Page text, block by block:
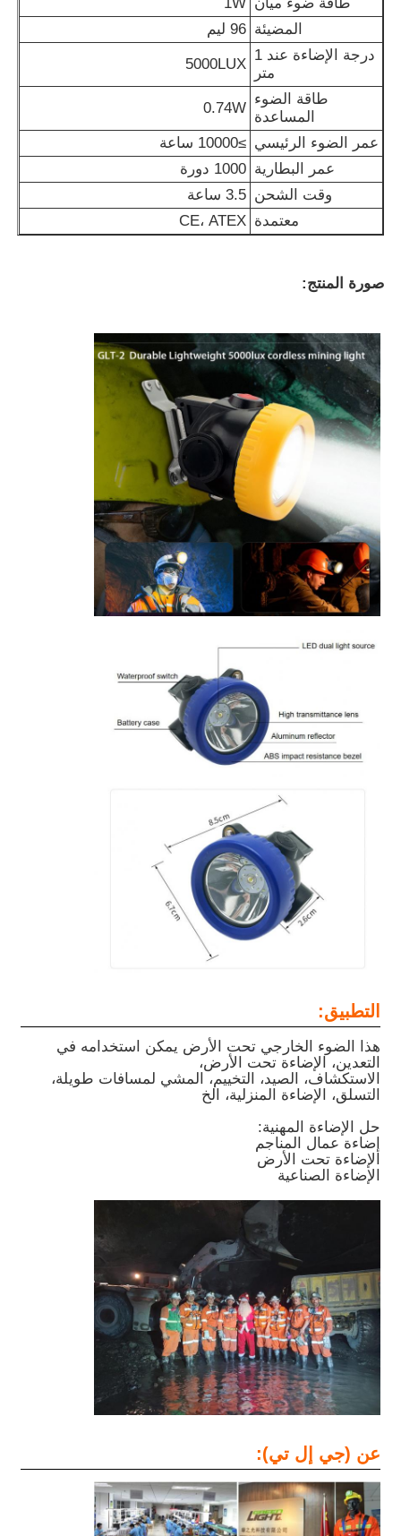
مصابيح غطاء التعدين القابلة لإعادة الشحن
مصباح غطاء تحت الأرض بدون سلك
مصابيح مناجم الفحم
مصباح رأس عمال المناجم
مصابيح قبعة صلبة للتعدين
مصباح يدوي مضاد للانفجار
ضوء الشريط الصناعي
رف الشاحن
أحزمة التعدين تحت الأرض
المنتجات التي تباع بسهولة
ضوء تحذير LED
مصدر الطاقة المحمول لتخزين الطاقة
ضوء LED عالي
المضيئة 96 ليم
درجة الإضاءة عند 1
متر
5000LUX
طاقة الضوء
المساعدة
0.74W
عمر الضوء الرئيسي ≥10000 ساعة
عمر البطارية 1000 دورة
وقت الشحن 3.5 ساعة
معتمدة CE، ATEX
صورة المنتج:
التطبيق:
هذا الضوء الخارجي تحت الأرض يمكن استخدامه في
التعدين، الإضاءة تحت الأرض،
الاستكشاف، الصيد، التخييم، المشي لمسافات طويلة،
التسلق، الإضاءة المنزلية، الخ
حل الإضاءة المهنية:
إضاءة عمال المناجم
الإضاءة تحت الأرض
الإضاءة الصناعية
عن (جي إل تي):